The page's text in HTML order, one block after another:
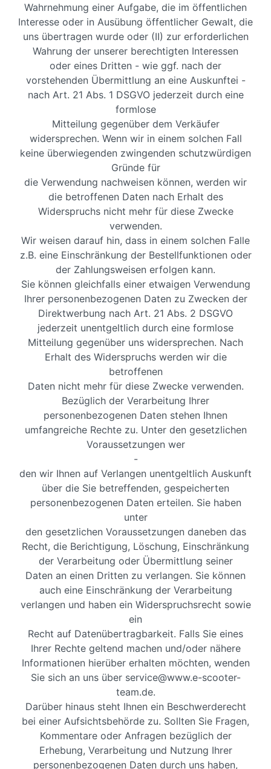
Wahrnehmung einer Aufgabe, die im öffentlichen
Interesse oder in Ausübung öffentlicher Gewalt, die
uns übertragen wurde oder (II) zur erforderlichen
Wahrung der unserer berechtigten Interessen
oder eines Dritten - wie ggf. nach der
vorstehenden Übermittlung an eine Auskunftei -
nach Art. 21 Abs. 1 DSGVO jederzeit durch eine
formlose
Mitteilung gegenüber dem Verkäufer
widersprechen. Wenn wir in einem solchen Fall
keine überwiegenden zwingenden schutzwürdigen
Gründe für
die Verwendung nachweisen können, werden wir
die betroffenen Daten nach Erhalt des
Widerspruchs nicht mehr für diese Zwecke
verwenden.
Wir weisen darauf hin, dass in einem solchen Falle
z.B. eine Einschränkung der Bestellfunktionen oder
der Zahlungsweisen erfolgen kann.
Sie können gleichfalls einer etwaigen Verwendung
Ihrer personenbezogenen Daten zu Zwecken der
Direktwerbung nach Art. 21 Abs. 2 DSGVO
jederzeit unentgeltlich durch eine formlose
Mitteilung gegenüber uns widersprechen. Nach
Erhalt des Widerspruchs werden wir die
betroffenen
Daten nicht mehr für diese Zwecke verwenden.
Bezüglich der Verarbeitung Ihrer
personenbezogenen Daten stehen Ihnen
umfangreiche Rechte zu. Unter den gesetzlichen
Voraussetzungen wer
-
den wir Ihnen auf Verlangen unentgeltlich Auskunft
über die Sie betreffenden, gespeicherten
personenbezogenen Daten erteilen. Sie haben
unter
den gesetzlichen Voraussetzungen daneben das
Recht, die Berichtigung, Löschung, Einschränkung
der Verarbeitung oder Übermittlung seiner
Daten an einen Dritten zu verlangen. Sie können
auch eine Einschränkung der Verarbeitung
verlangen und haben ein Widerspruchsrecht sowie
ein
Recht auf Datenübertragbarkeit. Falls Sie eines
Ihrer Rechte geltend machen und/oder nähere
Informationen hierüber erhalten möchten, wenden
Sie sich an uns über service@www.e-scooter-
team.de.
Darüber hinaus steht Ihnen ein Beschwerderecht
bei einer Aufsichtsbehörde zu. Sollten Sie Fragen,
Kommentare oder Anfragen bezüglich der
Erhebung, Verarbeitung und Nutzung Ihrer
personenbezogenen Daten durch uns haben,